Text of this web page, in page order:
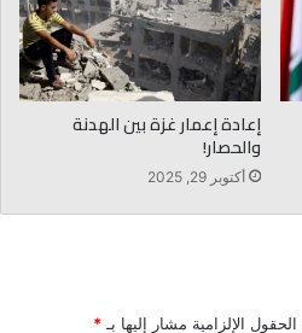
إعادة إعمار غزة بين الهدنة
والحصار!
أكتوبر 29, 2025
الحقول الإلزامية مشار إليها بـ *